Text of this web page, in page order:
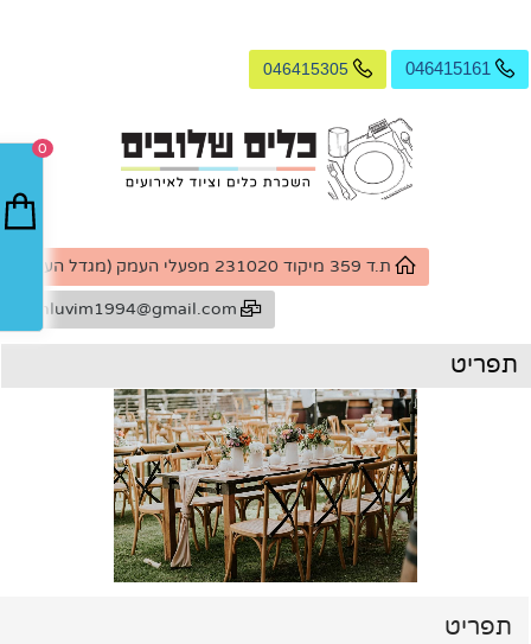
046415161
046415305
ת.ד 359 מיקוד 231020 מפעלי העמק (מגדל העמק)
k.shluvim1994@gmail.com
תפריט
תפריט
0